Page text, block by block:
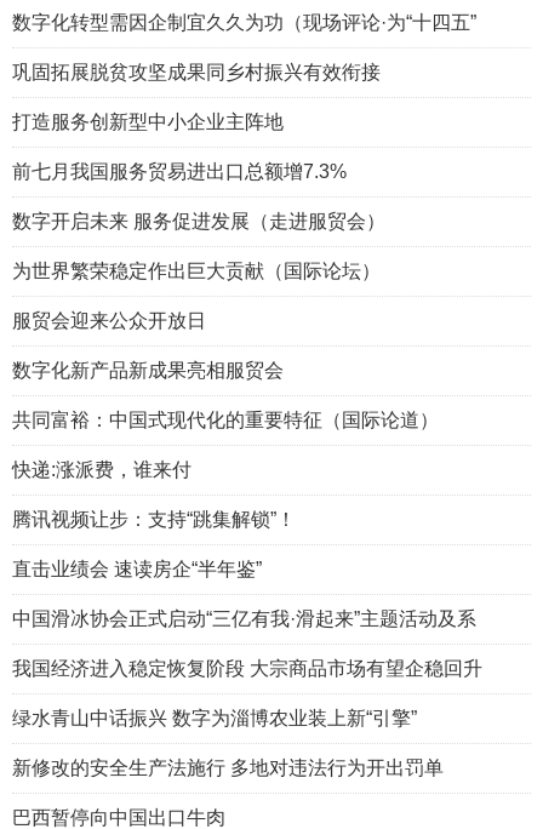
数字化转型需因企制宜久久为功（现场评论·为“十四五”
巩固拓展脱贫攻坚成果同乡村振兴有效衔接
打造服务创新型中小企业主阵地
前七月我国服务贸易进出口总额增7.3%
数字开启未来 服务促进发展（走进服贸会）
为世界繁荣稳定作出巨大贡献（国际论坛）
服贸会迎来公众开放日
数字化新产品新成果亮相服贸会
共同富裕：中国式现代化的重要特征（国际论道）
快递:涨派费，谁来付
腾讯视频让步：支持“跳集解锁”！
直击业绩会 速读房企“半年鉴”
中国滑冰协会正式启动“三亿有我·滑起来”主题活动及系
我国经济进入稳定恢复阶段 大宗商品市场有望企稳回升
绿水青山中话振兴 数字为淄博农业装上新“引擎”
新修改的安全生产法施行 多地对违法行为开出罚单
巴西暂停向中国出口牛肉